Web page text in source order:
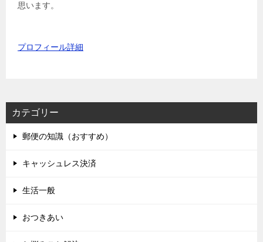
思います。
プロフィール詳細
カテゴリー
郵便の知識（おすすめ）
キャッシュレス決済
生活一般
おつきあい